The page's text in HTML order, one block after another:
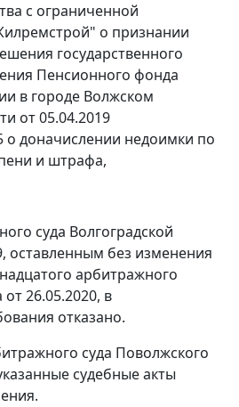
с ограниченной
о признании
государственного
Пенсионного фонда
в городе Волжском
от 05.04.2019
о доначислении недоимки по
и штрафа,
суда Волгоградской
оставленным без изменения
арбитражного
26.05.2020, в
отказано.
суда Поволжского
судебные акты